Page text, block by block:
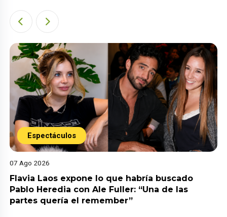
Espectáculos
07 Ago 2026
Flavia Laos expone lo que habría buscado
Pablo Heredia con Ale Fuller: “Una de las
partes quería el remember”